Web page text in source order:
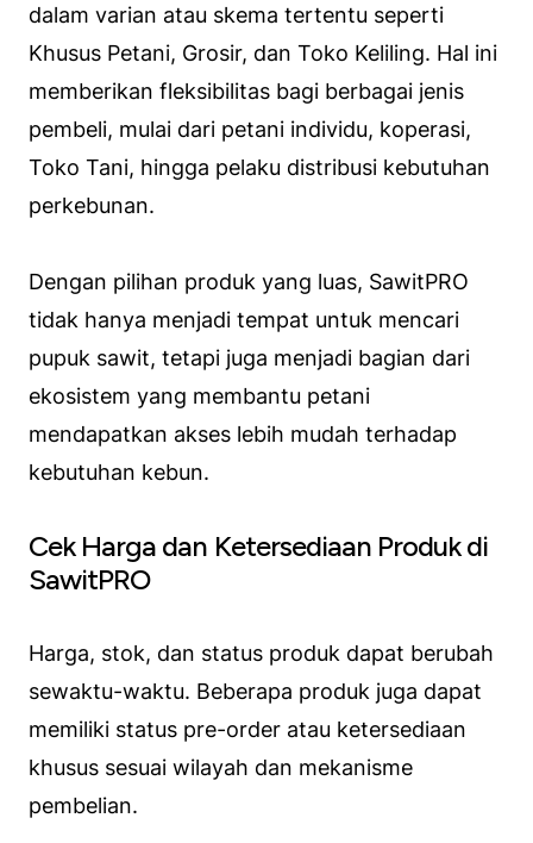
dalam varian atau skema tertentu seperti
Khusus Petani, Grosir, dan Toko Keliling. Hal ini
memberikan fleksibilitas bagi berbagai jenis
pembeli, mulai dari petani individu, koperasi,
Toko Tani, hingga pelaku distribusi kebutuhan
perkebunan.
Dengan pilihan produk yang luas, SawitPRO
tidak hanya menjadi tempat untuk mencari
pupuk sawit, tetapi juga menjadi bagian dari
ekosistem yang membantu petani
mendapatkan akses lebih mudah terhadap
kebutuhan kebun.
Cek Harga dan Ketersediaan Produk di
SawitPRO
Harga, stok, dan status produk dapat berubah
sewaktu-waktu. Beberapa produk juga dapat
memiliki status pre-order atau ketersediaan
khusus sesuai wilayah dan mekanisme
pembelian.